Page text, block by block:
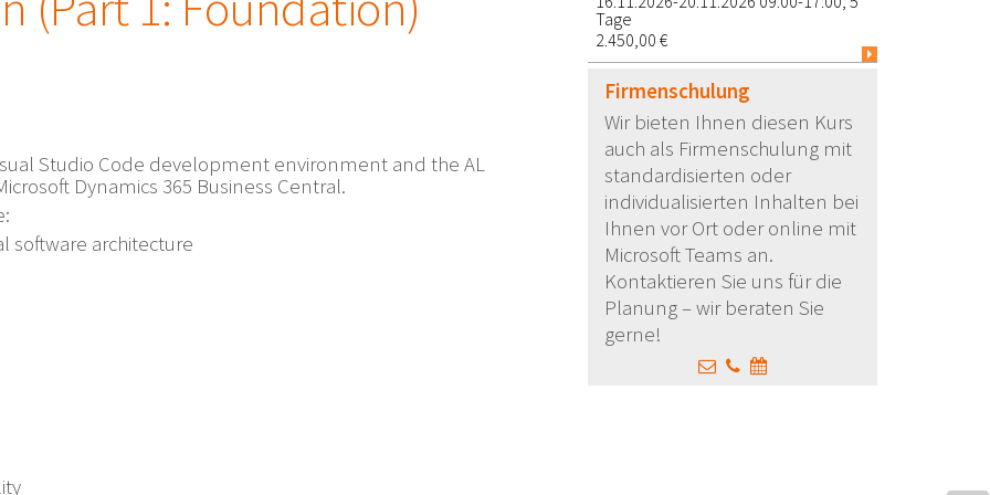
Studio Code development environment and the AL
Dynamics 365 Business Central.
software architecture
Tage
2.450,00 €
Firmenschulung
Wir bieten Ihnen diesen Kurs
auch als Firmenschulung mit
standardisierten oder
individualisierten Inhalten bei
Ihnen vor Ort oder online mit
Microsoft Teams an.
Kontaktieren Sie uns für die
Planung – wir beraten Sie
gerne!